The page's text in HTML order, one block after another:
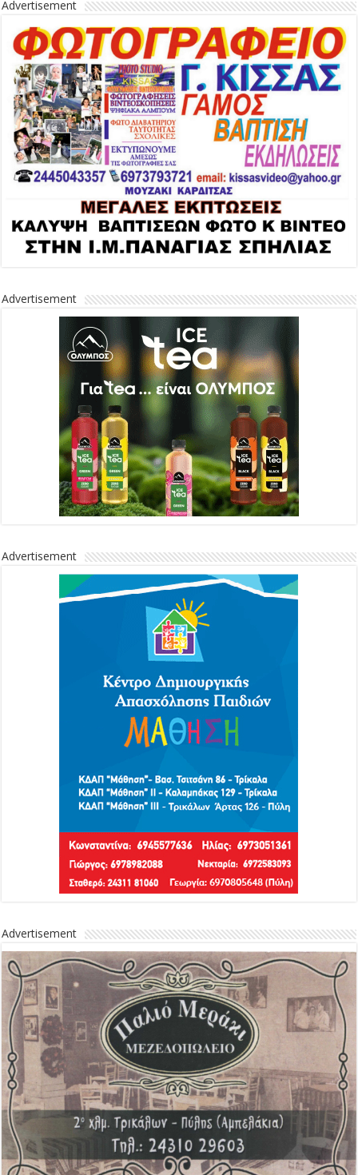
Advertisement
Advertisement
Advertisement